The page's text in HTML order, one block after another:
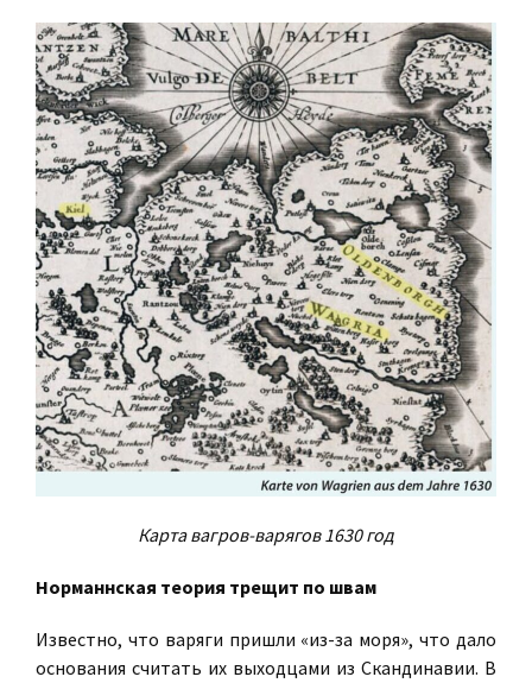
Карта вагров-варягов 1630 год
Норманнская теория трещит по швам
Известно, что варяги пришли «из-за моря», что дало
основания считать их выходцами из Скандинавии. В